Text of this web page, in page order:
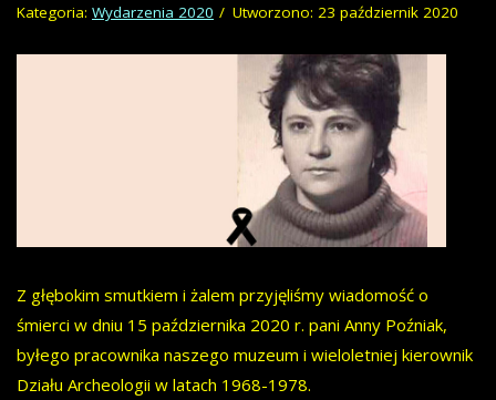
Kategoria: Wydarzenia 2020 Utworzono: 23 październik 2020
Z głębokim smutkiem i żalem przyjęliśmy wiadomość o
śmierci w dniu 15 października 2020 r. pani Anny Poźniak,
byłego pracownika naszego muzeum i wieloletniej kierownik
Działu Archeologii w latach 1968-1978.